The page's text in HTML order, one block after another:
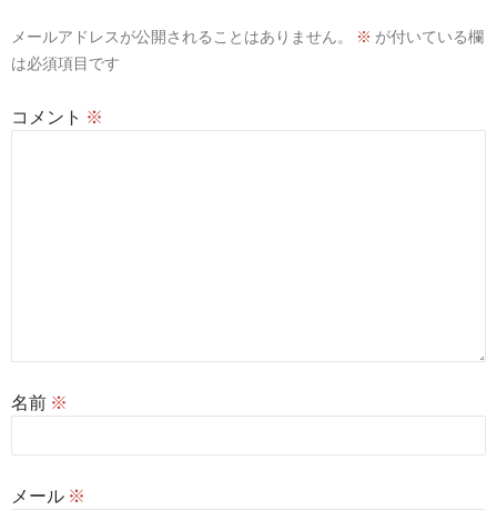
ョ
メールアドレスが公開されることはありません。 ※ が付いている欄
は必須項目です
コメント ※
名前 ※
メール ※